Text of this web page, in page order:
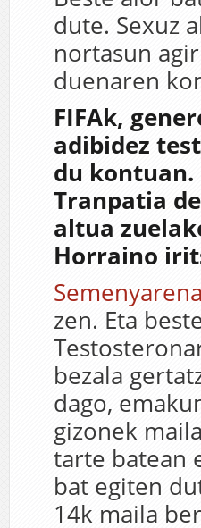
dute. Sexuz
nortasun
duenaren
FIFAk,
adibidez
du kontuan.
Tranpatia
altua
Horraino
Semenyarena
zen. Eta
bezala
dago,
gizonek
tarte batean
bat egiten
14k maila